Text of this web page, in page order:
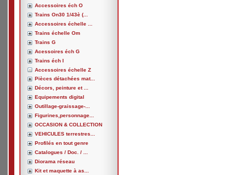
Accessoires éch O
Trains On30 1/43è (...
Accessoires échelle ...
Trains échelle Om
Trains G
Acessoires éch G
Trains éch I
Accessoires échelle Z
Pièces détachées mat...
Décors, peinture et ...
Equipements digital
Outillage-graissage-...
Figurines,personnage...
OCCASION & COLLECTION
VEHICULES terrestres...
Profilés en tout genre
Catalogues / Doc. / ...
Diorama réseau
Kit et maquette à as...